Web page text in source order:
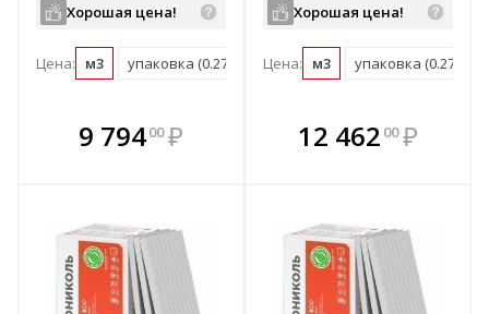
арт. 486363
Хорошая цена!
Цена: м3 упаковка (0.274 м3)
9 79400 ₽
В комплекте
всегда выгоднее!
арт. 584896
Хорошая цена!
Цена: м3 упаковка (0.274 м3)
В комплекте
всегда выгоднее!
12 462 00 ₽